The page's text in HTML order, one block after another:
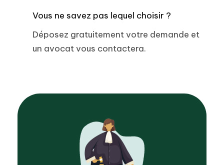
Vous ne savez pas lequel choisir ?
Déposez gratuitement votre demande et
un avocat vous contactera.